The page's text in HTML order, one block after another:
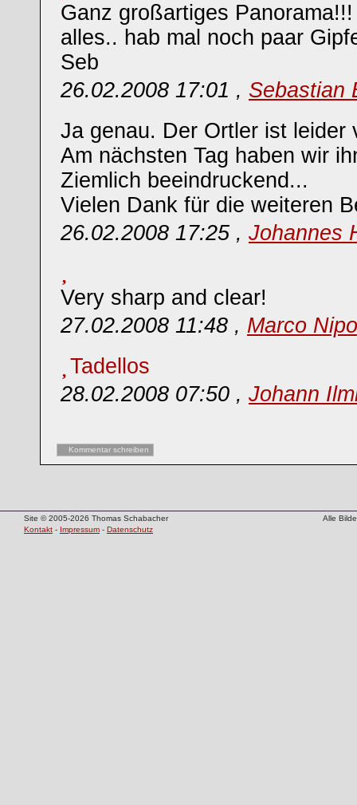
Ganz großartiges
alles.. hab mal noch paar
Seb
26.02.2008 17:01 , Sebastian
Ja genau. Der Ortler ist leider
Am nächsten Tag haben wir
Ziemlich beeindruckend...
Vielen Dank für die weiteren
26.02.2008 17:25 , Johannes
Very sharp and clear!
27.02.2008 11:48 , Marco
Tadellos
28.02.2008 07:50 , Johann
Kommentar schreiben
Site © 2005-2026 Thomas Schabacher
Alle
Kontakt - Impressum - Datenschutz